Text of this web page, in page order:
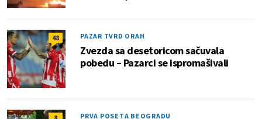
48 PAZAR TVRD ORAH
Zvezda sa desetoricom sačuvala
pobedu – Pazarci se ispromašivali
PRVA POSETA BEOGRADU